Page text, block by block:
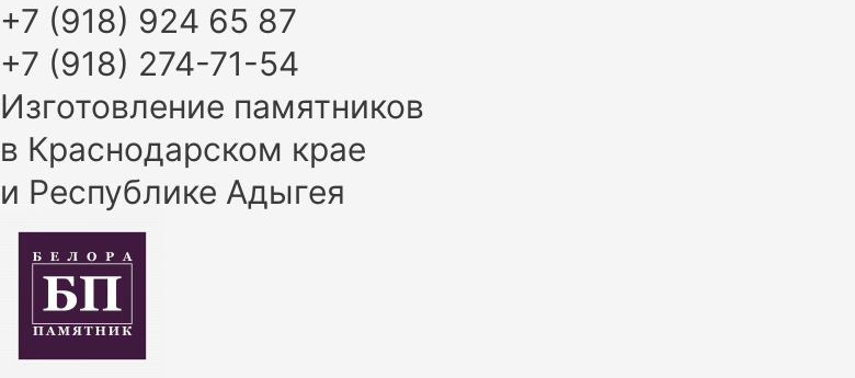
+7 (918) 924 65 87
+7 (918) 274-71-54
Изготовление памятников
в Краснодарском крае
и Республике Адыгея